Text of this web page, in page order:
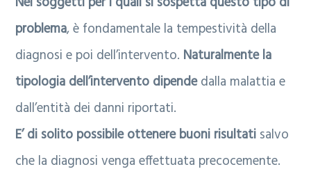
problema, è fondamentale la tempestività della
diagnosi e poi dell’intervento. Naturalmente la
tipologia dell’intervento dipendedalla malattia e
dall’entità dei danni riportati.
E’ di solito possibile ottenere buoni risultati salvo
che la diagnosi venga effettuata precocemente.